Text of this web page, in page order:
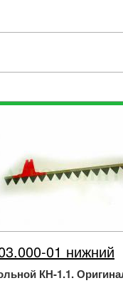
01 нижний
КН-1.1.